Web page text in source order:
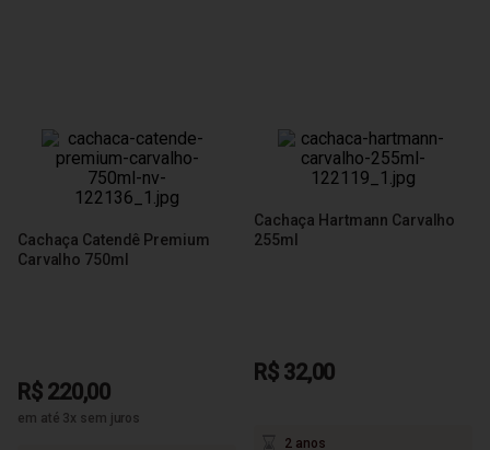
Cachaça Catendê Premium
Carvalho 750ml
R$ 220,00
em até 3x sem juros
Cachaça Hartmann Carvalho
255ml
R$ 32,00
2 anos